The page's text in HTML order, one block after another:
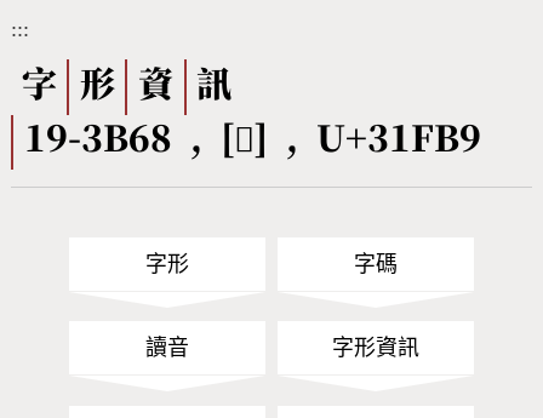
筆順序查詢
CNS查詢 Unicode查詢
字形下載
熱門查詢統計
:::
字 形 資
訊
19-3B68 , [𱾹] , U+31FB9
字形 字碼
讀音 字形資訊